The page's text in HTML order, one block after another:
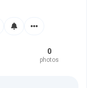
0
photos